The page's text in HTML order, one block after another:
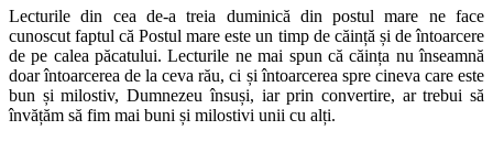
Lecturile din cea de-a treia duminică din postul mare ne face
cunoscut faptul că Postul mare este un timp de căință și de întoarcere
de pe calea păcatului. Lecturile ne mai spun că căința nu înseamnă
doar întoarcerea de la ceva rău, ci și întoarcerea spre cineva care este
bun și milostiv, Dumnezeu însuși, iar prin convertire, ar trebui să
învățăm să fim mai buni și milostivi unii cu alți.